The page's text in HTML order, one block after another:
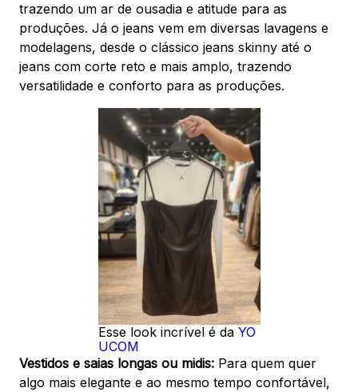
trazendo um ar de ousadia e atitude para as
produções. Já o jeans vem em diversas lavagens e
modelagens, desde o clássico jeans skinny até o
jeans com corte reto e mais amplo, trazendo
versatilidade e conforto para as produções.
Esse look incrível é da YO
UCOM
Vestidos e saias longas ou midis: Para quem quer
algo mais elegante e ao mesmo tempo confortável,